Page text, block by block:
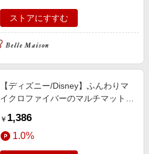
ストアにすすむ
【ディズニー/Disney】ふんわりマ
イクロファイバーのマルチマット
￥ 1,386
1.0%